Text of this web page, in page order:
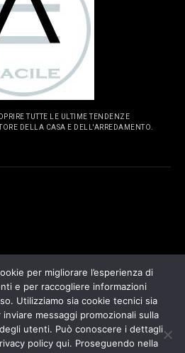
TUTTE LE ULTIME TENDENZE
DELLA CASA E DELL'ARREDAMENTO.
per migliorare l’esperienza di
e per raccogliere informazioni
Utilizziamo sia cookie tecnici sia
messaggi promozionali sulla
utenti. Può conoscere i dettagli
policy qui. Proseguendo nella